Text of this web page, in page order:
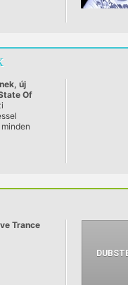
új
Of
úgy
ideje két
és új
a
Trance